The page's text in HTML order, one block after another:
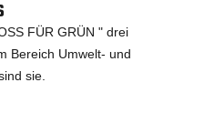
FÜR GRÜN " drei
Bereich Umwelt- und
sie.